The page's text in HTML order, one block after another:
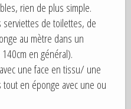
rien de plus simple.
de toilettes, de
au mètre dans un
en général).
une face en tissu/ une
en éponge avec une ou